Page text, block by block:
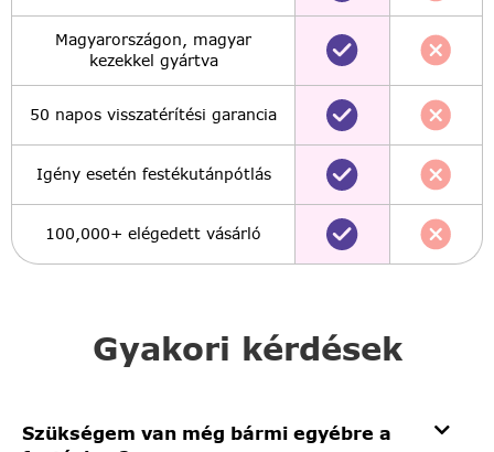
Gyakori kérdések
Szükségem van még bármi egyébre a
Magyarországon, magyar
kezekkel gyártva
50 napos visszatérítési garancia
Igény esetén festékutánpótlás
100,000+ elégedett vásárló